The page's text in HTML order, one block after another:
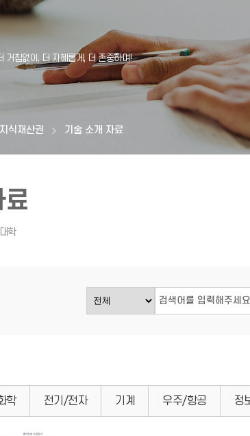
식재산권 기술 소개 자료
학 전기/전자 기계 우주/항공 정